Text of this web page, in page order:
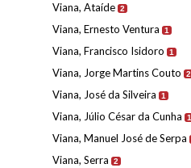
Viana, Ataíde 2
Viana, Ernesto Ventura 1
Viana, Francisco Isidoro 1
Viana, Jorge Martins Couto 2
Viana, José da Silveira 1
Viana, Júlio César da Cunha 1
Viana, Manuel José de Serpa
Viana, Serra 2